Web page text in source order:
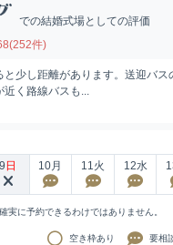
での結婚式場としての評価
件)
と少し距離があります。送迎バス
近く路線バスも...
9 日 10月 11火 12水
実に予約できるわけではありません。
空き枠あり 要相